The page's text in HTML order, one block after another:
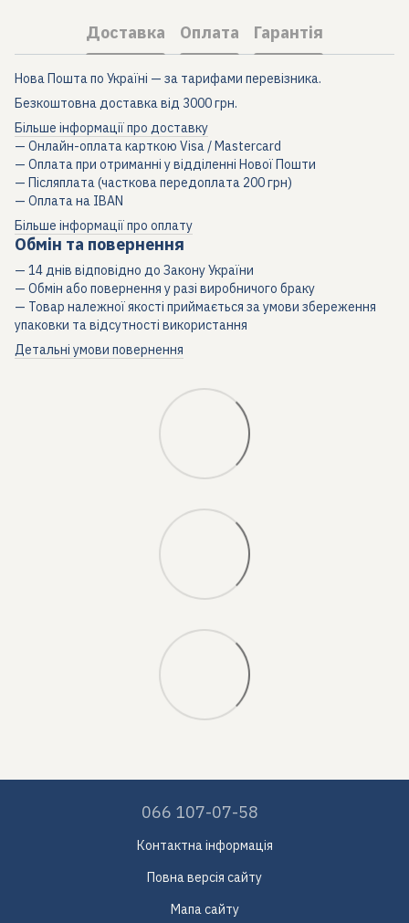
Доставка Оплата Гарантія
Нова Пошта по Україні — за тарифами перевізника.
Безкоштовна доставка від 3000 грн.
Більше інформації про доставку
— Онлайн-оплата карткою Visa / Mastercard
— Оплата при отриманні у відділенні Нової Пошти
— Післяплата (часткова передоплата 200 грн)
— Оплата на IBAN
Більше інформації про оплату
Обмін та повернення
— 14 днів відповідно до Закону України
— Обмін або повернення у разі виробничого браку
— Товар належної якості приймається за умови збереження
упаковки та відсутності використання
Детальні умови повернення
066 107-07-58
Контактна інформація
Повна версія сайту
Мапа сайту